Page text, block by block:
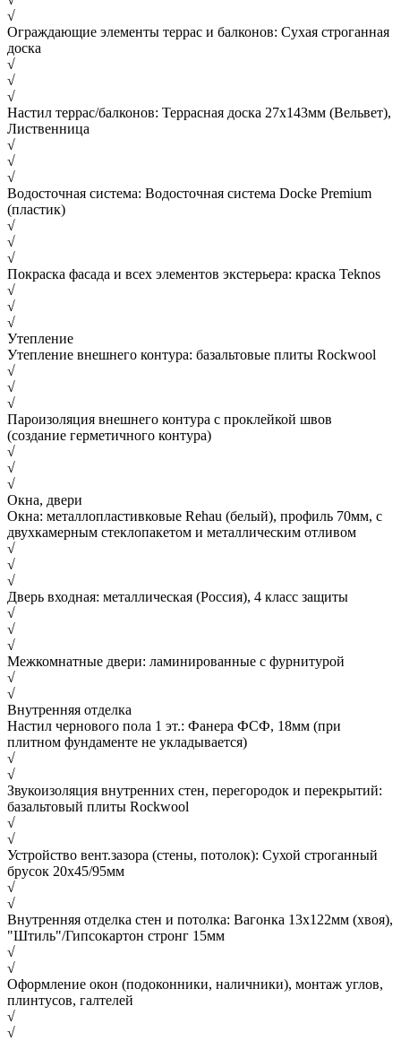
√
Ограждающие элементы террас и балконов: Сухая строганная
доска
√
√
√
Настил террас/балконов: Террасная доска 27х143мм (Вельвет),
Лиственница
√
√
√
Водосточная система: Водосточная система Docke Premium
(пластик)
√
√
√
Покраска фасада и всех элементов экстерьера: краска Teknos
√
√
√
Утепление
Утепление внешнего контура: базальтовые плиты Rockwool
√
√
√
Пароизоляция внешнего контура с проклейкой швов
(создание герметичного контура)
√
√
√
Окна, двери
Окна: металлопластивковые Rehau (белый), профиль 70мм, с
двухкамерным стеклопакетом и металлическим отливом
√
√
√
Дверь входная: металлическая (Россия), 4 класс защиты
√
√
√
Межкомнатные двери: ламинированные с фурнитурой
√
√
Внутренняя отделка
Настил чернового пола 1 эт.: Фанера ФСФ, 18мм (при
плитном фундаменте не укладывается)
√
√
Звукоизоляция внутренних стен, перегородок и перекрытий:
базальтовый плиты Rockwool
√
√
Устройство вент.зазора (стены, потолок): Сухой строганный
брусок 20х45/95мм
√
√
Внутренняя отделка стен и потолка: Вагонка 13х122мм (хвоя),
"Штиль"/Гипсокартон стронг 15мм
√
√
Оформление окон (подоконники, наличники), монтаж углов,
плинтусов, галтелей
√
√